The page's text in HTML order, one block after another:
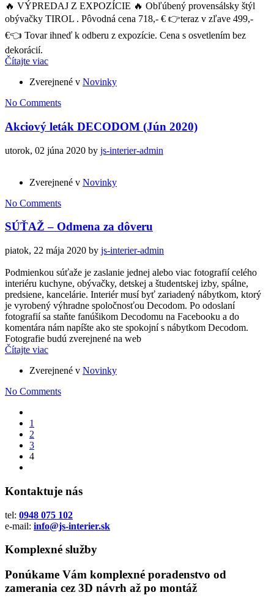
🔥 VÝPREDAJ Z EXPOZÍCIE 🔥 Obľúbený provensálsky štýl
obývačky TIROL . Pôvodná cena 718,- € 👉teraz v zľave 499,-
€👈 Tovar ihneď k odberu z expozície. Cena s osvetlením bez
dekorácií.
Čítajte viac
Zverejnené v Novinky
No Comments
Akciový leták DECODOM (Jún 2020)
utorok, 02 júna 2020 by js-interier-admin
Zverejnené v Novinky
No Comments
SÚŤAŽ – Odmena za dôveru
piatok, 22 mája 2020 by js-interier-admin
Podmienkou súťaže je zaslanie jednej alebo viac fotografií celého
interiéru kuchyne, obývačky, detskej a študentskej izby, spálne,
predsiene, kancelárie. Interiér musí byť zariadený nábytkom, ktorý
je vyrobený výhradne spoločnosťou Decodom. Po odoslaní
fotografií sa staňte fanúšikom Decodomu na Facebooku a do
komentára nám napíšte ako ste spokojní s nábytkom Decodom.
Fotografie budú zverejnené na web
Čítajte viac
Zverejnené v Novinky
No Comments
1
2
3
4
Kontaktuje nás
tel: 0948 075 102
e-mail: info@js-interier.sk
Komplexné služby
Ponúkame Vám komplexné poradenstvo od
zamerania cez 3D návrh až po montáž